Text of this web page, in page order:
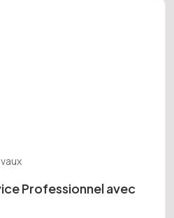
Professionnel avec